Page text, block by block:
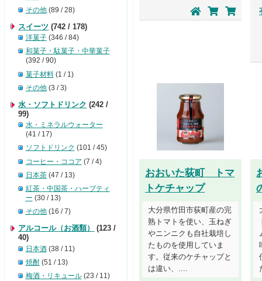
おおいた荻町 トマ
トケチャップ
大分県竹田市荻町産の完
熟トマトを使い、玉ねぎ
やニンニクも自社栽培し
たものを使用していま
す。従来のケチャップと
は違い、....
その他(89 / 28)
スイーツ (742 / 178)
洋菓子(346 / 84)
和菓子・駄菓子・中華菓子
(392 / 90)
菓子材料(1 / 1)
その他(3 / 3)
水・ソフトドリンク (242 /
99)
水・ミネラルウォーター
(41 / 17)
ソフトドリンク (101 / 45)
コーヒー・ココア (7 / 4)
日本茶(47 / 13)
紅茶・中国茶・ハーブティ
ー (30 / 13)
その他(16 / 7)
アルコール（お酒類）
(123 /
40)
日本酒(38 / 11)
焼酎(51 / 13)
梅酒・リキュール(23 / 11)